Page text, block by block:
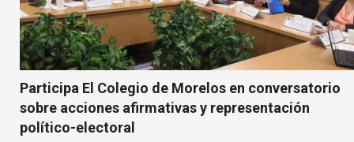
Participa El Colegio de Morelos en conversatorio
sobre acciones afirmativas y representación
político-electoral